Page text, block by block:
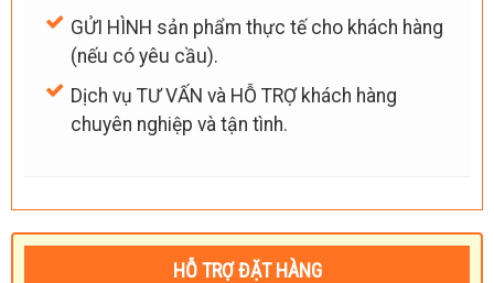
GỬI HÌNH sản phẩm thực tế cho khách hàng
(nếu có yêu cầu).
Dịch vụ TƯ VẤN và HỖ TRỢ khách hàng
chuyên nghiệp và tận tình.
HỖ TRỢ ĐẶT HÀNG